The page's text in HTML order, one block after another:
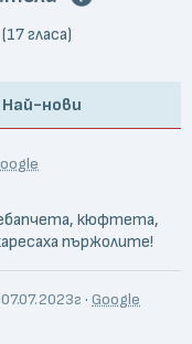
(17 гласа)
Най-нови
кюфтета,
пържолите!
07.07.2023г · Google